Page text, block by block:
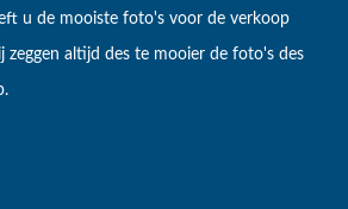
u de mooiste foto's voor de verkoop
zeggen altijd des te mooier de foto's des